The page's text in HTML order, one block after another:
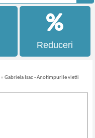
Reduceri
»Gabriela Isac - Anotimpurile vietii